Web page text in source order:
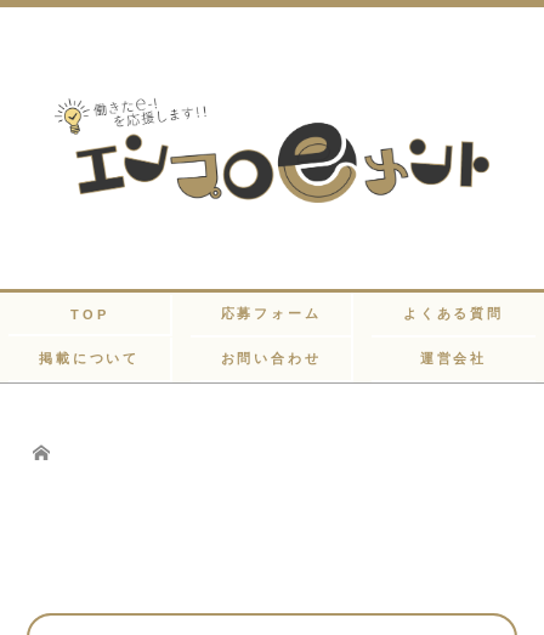
TOP 応募フォーム よくある質問
掲載について お問い合わせ 運営会社
Home